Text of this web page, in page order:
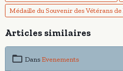
Médaille du Souvenir des Vétérans
Articles similaires
DansEvenements